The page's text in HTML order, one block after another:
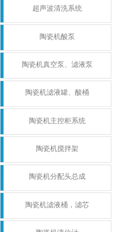
超声波清洗系统
陶瓷机酸泵
陶瓷机真空泵、滤液泵
陶瓷机滤液罐、酸桶
陶瓷机主控柜系统
陶瓷机搅拌架
陶瓷机分配头总成
陶瓷机滤液桶，滤芯